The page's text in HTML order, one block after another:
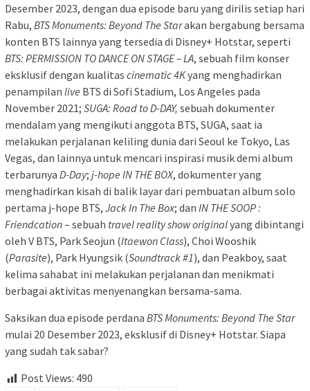
Desember 2023, dengan dua episode baru yang dirilis setiap hari
Rabu, BTS Monuments: Beyond The Starakan bergabung bersama
konten BTS lainnya yang tersedia di Disney+ Hotstar, seperti
BTS: PERMISSION TO DANCE ON STAGE – LA, sebuah film konser
eksklusif dengan kualitas cinematic 4Kyang menghadirkan
penampilan live BTS di Sofi Stadium, Los Angeles pada
November 2021; SUGA: Road to D-DAY, sebuah dokumenter
mendalam yang mengikuti anggota BTS, SUGA, saat ia
melakukan perjalanan keliling dunia dari Seoul ke Tokyo, Las
Vegas, dan lainnya untuk mencari inspirasi musik demi album
terbarunya D-Day; j-hope IN THE BOX, dokumenter yang
menghadirkan kisah di balik layar dari pembuatan album solo
pertama j-hope BTS, Jack In The Box; dan IN THE SOOP :
Friendcation– sebuah travel realityshoworiginalyang dibintangi
oleh V BTS, Park Seojun (Itaewon Class), Choi Wooshik
(Parasite), Park Hyungsik (Soundtrack #1), dan Peakboy, saat
kelima sahabat ini melakukan perjalanan dan menikmati
berbagai aktivitas menyenangkan bersama-sama.
Saksikan dua episode perdana BTS Monuments: Beyond The Star
mulai 20 Desember 2023, eksklusif di Disney+ Hotstar. Siapa
yang sudah tak sabar?
Post Views: 490